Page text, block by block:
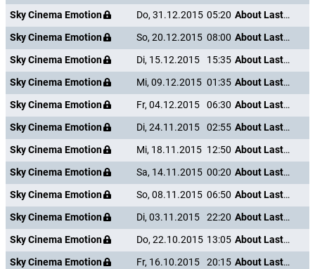
Sky Cinema Emotion
Do, 31.12.2015 05:20
About Last Night
Sky Cinema Emotion
So, 20.12.2015 08:00
About Last Night
Sky Cinema Emotion
Di, 15.12.2015 15:35
About Last Night
Sky Cinema Emotion
Mi, 09.12.2015 01:35
About Last Night
Sky Cinema Emotion
Fr, 04.12.2015 06:30
About Last Night
Sky Cinema Emotion
Di, 24.11.2015 02:55
About Last Night
Sky Cinema Emotion
Mi, 18.11.2015 12:50
About Last Night
Sky Cinema Emotion
Sa, 14.11.2015 00:20
About Last Night
Sky Cinema Emotion
So, 08.11.2015 06:50
About Last Night
Sky Cinema Emotion
Di, 03.11.2015 22:20
About Last Night
Sky Cinema Emotion
Do, 22.10.2015 13:05
About Last Night
Sky Cinema Emotion
Fr, 16.10.2015 20:15
About Last Night